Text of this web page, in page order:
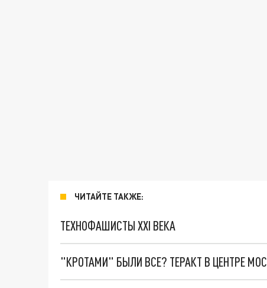
ЧИТАЙТЕ ТАКЖЕ:
ТЕХНОФАШИСТЫ XXI ВЕКА
"КРОТАМИ" БЫЛИ ВСЕ? ТЕРАКТ В ЦЕНТРЕ